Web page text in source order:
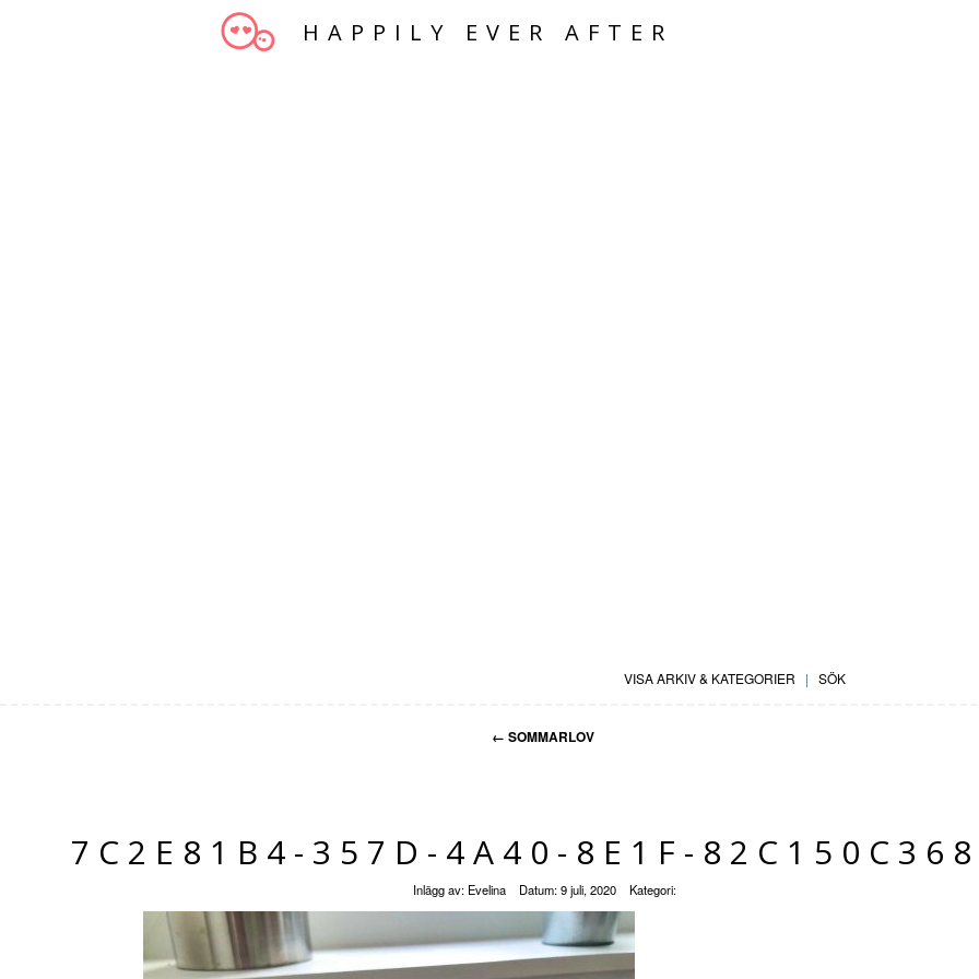
HAPPILY EVER AFTER
VISA ARKIV & KATEGORIER | SÖK
← SOMMARLOV
7C2E81B4-357D-4A40-8E1F-
Inlägg av: Evelina Datum:9 juli, 2020 Kategori: